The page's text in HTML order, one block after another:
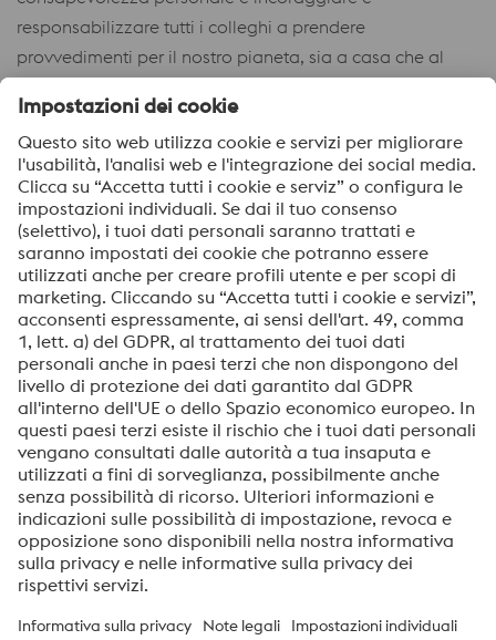
responsabilizzare tutti i colleghi a prendere
provvedimenti per il nostro pianeta, sia a casa che al
Salute
Le misure di impatto sociale promuovono anche la
salute fisica e mentale dei dipendenti. Forniamo ai nostri
dipendenti un supporto affidabile durante tutta la loro
carriera e anche nei momenti personali e
professionalmente impegnativi.
IMPATTO SOCIALE NELLA PRATICA
Oltre a avere un impatto positivo sui nostri dipendenti, le
iniziative si concentrano anche sull’impegno sociale e
sull’agire responsabilmente nei confronti delle persone al
di fuori dell’azienda. Gestire proattivamente questo
impatto e dimostrare così responsabilità sociale è un
elemento centrale di inSPire.